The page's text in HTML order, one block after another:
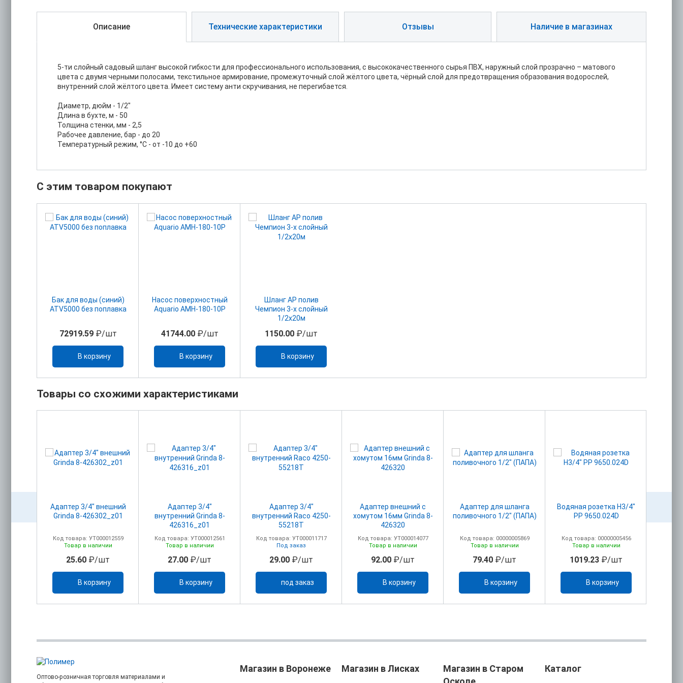
Описание Технические характеристики Отзывы Наличие в магазинах
5-ти слойный садовый шланг высокой гибкости для профессионального использования, с высококачественного сырья ПВХ, наружный слой прозрачно – матового
цвета с двумя черными полосами, текстильное армирование, промежуточный слой жёлтого цвета, чёрный слой для предотвращения образования водорослей,
внутренний слой жёлтого цвета. Имеет систему анти скручивания, не перегибается.
Диаметр, дюйм - 1/2"
Длина в бухте, м - 50
Толщина стенки, мм - 2,5
Рабочее давление, бар - до 20
Температурный режим, °С - от -10 до +60
С этим товаром покупают
Бак для воды (синий)
ATV5000 без поплавка
72919.59₽/шт
В корзину
Насос поверхностный
Aquario AMH-180-10P
41744.00₽/шт
В корзину
Шланг АР полив
Чемпион 3-х слойный
1/2х20м
1150.00 ₽/шт
В корзину
Товары со схожими характеристиками
Адаптер 3/4" внешний
Grinda 8-426302_z01
Код товара: УТ000012559
Товар в наличии
25.60 ₽/шт
В корзину
Адаптер 3/4"
внутренний Grinda 8-
426316_z01
Код товара: УТ000012561
Товар в наличии
27.00 ₽/шт
В корзину
Адаптер 3/4"
внутренний Raco 4250-
55218Т
Код товара: УТ000011717
Под заказ
29.00 ₽/шт
под заказ
Адаптер внешний с
хомутом 16мм Grinda 8-
426320
Код товара: УТ000014077
Товар в наличии
92.00 ₽/шт
В корзину
Адаптер для шланга
поливочного 1/2" (ПАПА)
Код товара: 00000005869
Товар в наличии
79.40 ₽/шт
В корзину
Водяная розетка Н3/4"
PP 9650.024D
Код товара: 00000005456
Товар в наличии
1019.23 ₽/шт
В корзину
Оптово-розничная торговля материалами и
Магазин в Воронеже Магазин в Лисках
Магазин в Старом
Каталог